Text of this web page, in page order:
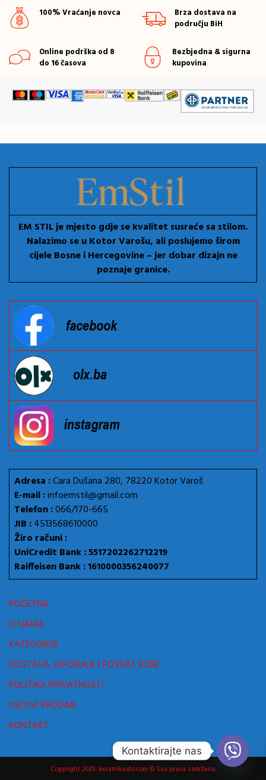
100% Vraćanje novca
Brza dostava na
području BiH
Online podrška od 8
do 16 časova
Bezbjedna & sigurna
kupovina
EM STIL je mjesto gdje se kvalitet susreće sa stilom.
Nalazimo se u Kotor Varošu, ali poslujemo širom
cijele Bosne i Hercegovine – jer dobar dizajn ne
poznaje granice.
Adresa :Cara Dušana 280, 78220 Kotor Varoš
E-mail :infoemstil@gmail.com
Telefon :066/170-665
JIB :4513568610000
Žiro računi :
UniCredit Bank : 5517202262712219
Raiffeisen Bank : 1610000356240077
POČETNA
O NAMA
KATEGORIJE
DOSTAVA, ISPORUKA I POVRAT ROBE
POLITIKA PRIVATNOSTI
USLOVI PRODAJE
KONTAKT
Copyright 2025. keramikastil.com © Sva prava zadržana.
Kontaktirajte nas